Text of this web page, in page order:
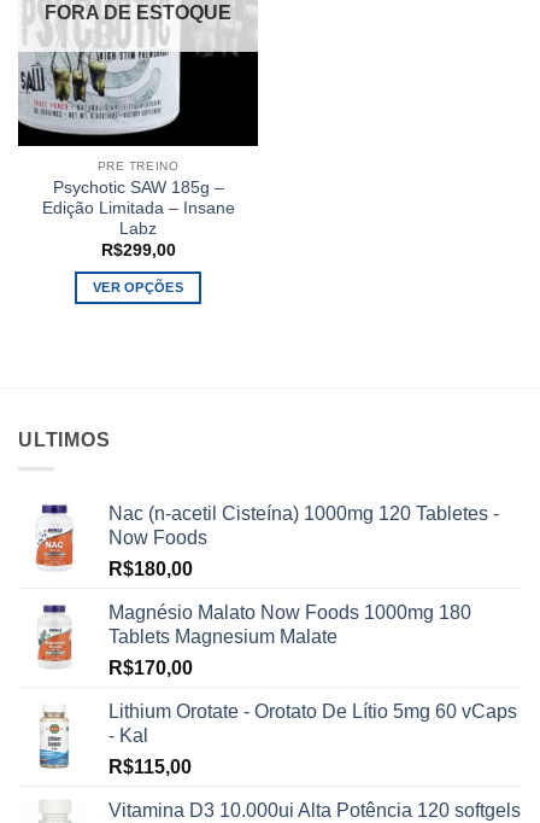
FORA DE ESTOQUE
PRE TREINO
Psychotic SAW 185g –
Edição Limitada – Insane
Labz
R$299,00
VER OPÇÕES
ser
escolhidas
na
do
produto
ULTIMOS
Nac (n-acetil Cisteína) 1000mg 120 Tabletes -
Now Foods
R$180,00
Magnésio Malato Now Foods 1000mg 180
Tablets Magnesium Malate
R$170,00
Lithium Orotate - Orotato De Lítio 5mg 60 vCaps
- Kal
R$115,00
Vitamina D3 10.000ui Alta Potência 120 softgels